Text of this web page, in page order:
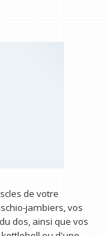
de votre
jambiers, vos
dos, ainsi que vos